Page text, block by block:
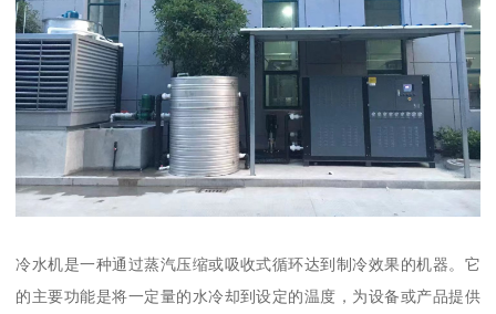
冷水机是一种通过蒸汽压缩或吸收式循环达到制冷效果的机器。它
的主要功能是将一定量的水冷却到设定的温度，为设备或产品提供